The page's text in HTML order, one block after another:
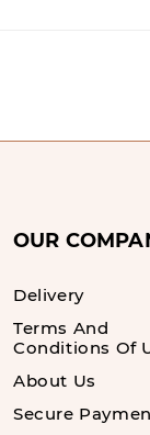
OUR
Delivery
Terms And
Conditions Of
About Us
Secure